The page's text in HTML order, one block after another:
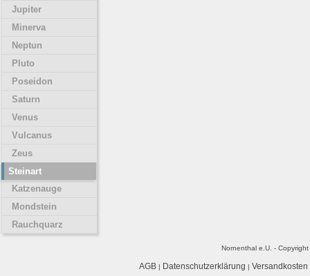
Jupiter
Minerva
Neptun
Pluto
Poseidon
Saturn
Venus
Vulcanus
Zeus
Steinart
Katzenauge
Mondstein
Rauchquarz
Nornenthal e.U. -
AGB| Datenschutzerklärung | Versandkosten